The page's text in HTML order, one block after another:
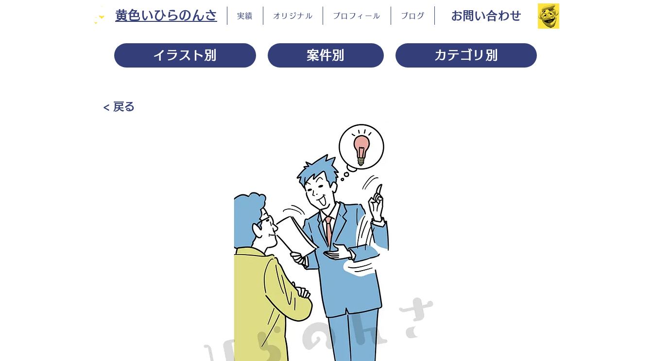
黄色いひらのんさ 実績 オリジナル プロフィール ブログ お問い合わせ
イラスト別 案件別 カテゴリ別
< 戻る